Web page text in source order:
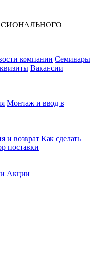
компании Семинары
Вакансии
Монтаж и ввод в
и возврат Как сделать
поставки
Акции